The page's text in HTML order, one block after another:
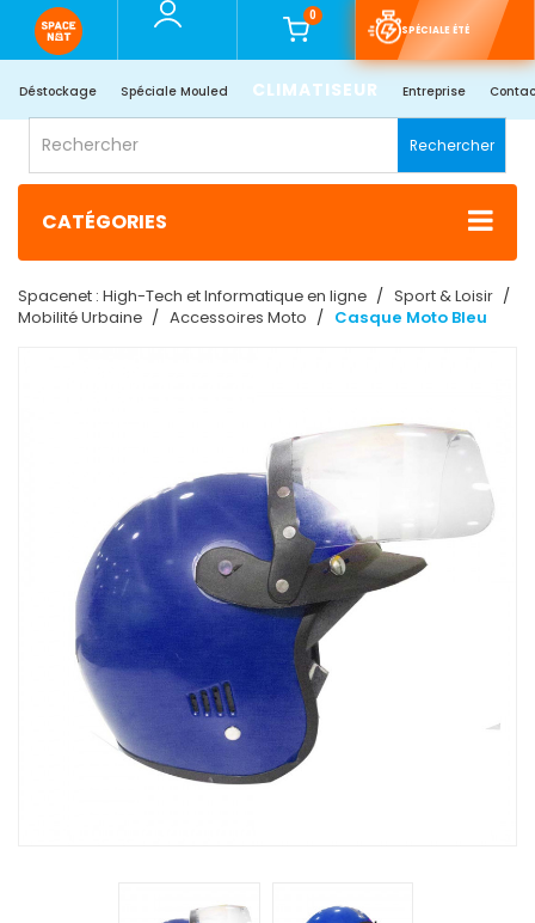
0
SPÉCIALE ÉTÉ
Déstockage Spéciale Mouled CLIMATISEUR Entreprise
Rechercher
CATÉGORIES
Spacenet : High-Tech et Informatique en ligne
Sport & Loisir
Mobilité Urbaine
Accessoires Moto Casque Moto Bleu